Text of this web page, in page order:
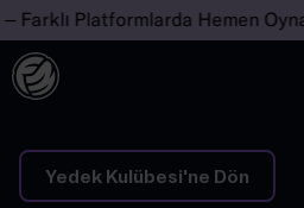
Platformlarda Hemen Oyna
Yedek Kulübesi'ne Dön